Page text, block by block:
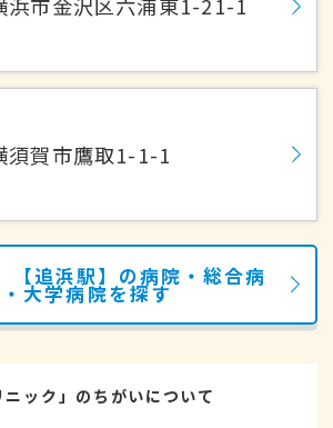
浜市金沢区六浦東1-21-1
須賀市鷹取1-1-1
【追浜駅】の病院・総合病
大学病院を探す
ニック」のちがいについて